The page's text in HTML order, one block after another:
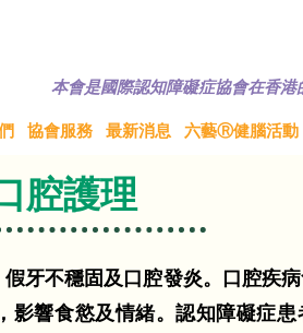
本會是國際認知障礙症協會在香港
協會服務 最新消息 六藝Ⓡ健腦活動
腔護理
牙不穩固及口腔發炎。口腔疾
影響食慾及情緒。認知障礙症